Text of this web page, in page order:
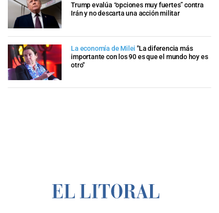
Trump evalúa “opciones muy fuertes” contra
Irán y no descarta una acción militar
La economía de Milei "La diferencia más
importante con los 90 es que el mundo hoy es
otro"